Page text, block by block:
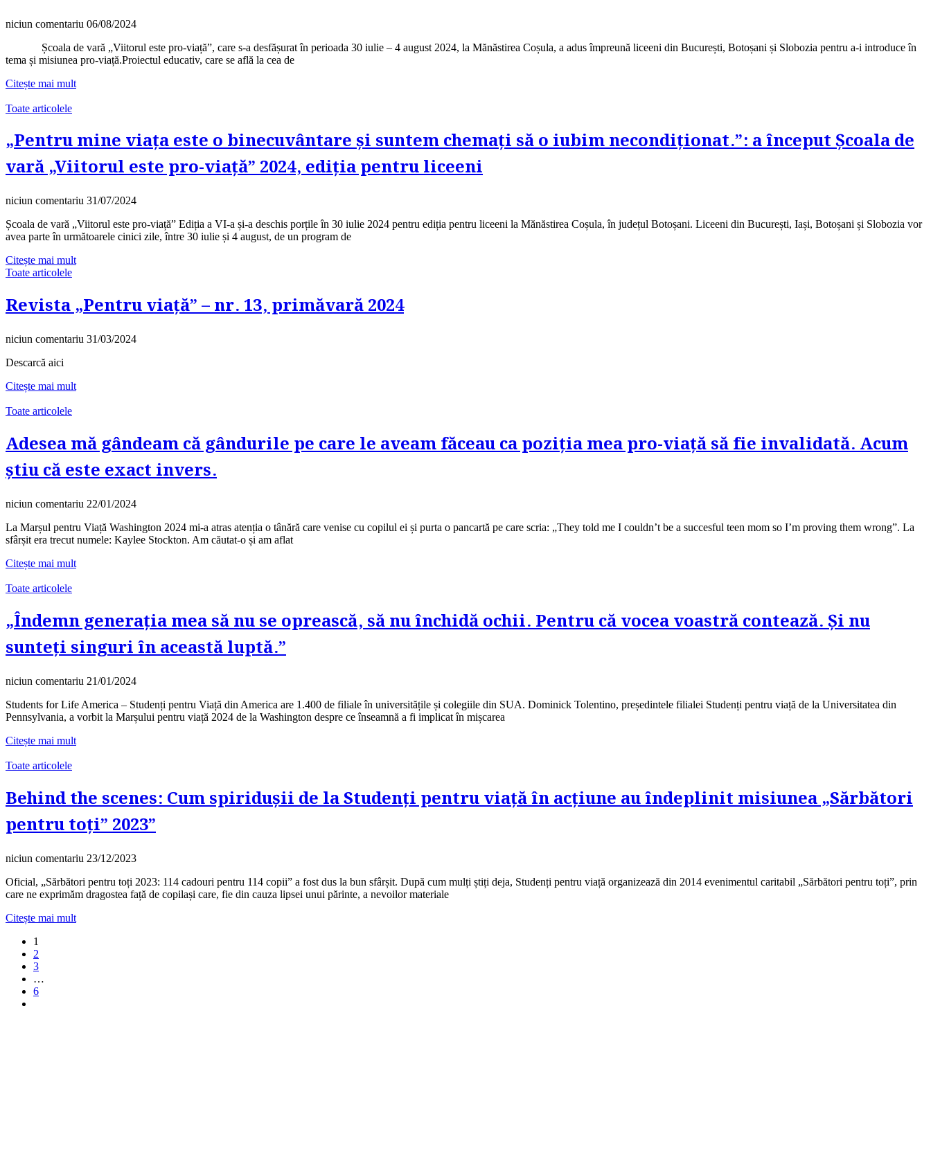
niciun comentariu 06/08/2024
Școala de vară „Viitorul este pro-viață”, care s-a desfășurat în perioada 30 iulie – 4 august 2024, la Mănăstirea Coșula, a adus împreună liceeni din București, Botoșani și Slobozia pentru a-i introduce în
tema și misiunea pro-viață.Proiectul educativ, care se află la cea de
Citește mai mult
Toate articolele
„Pentru mine viața este o binecuvântare și suntem chemați să o iubim necondiționat.”: a început Școala de
vară „Viitorul este pro-viață” 2024, ediția pentru liceeni
niciun comentariu 31/07/2024
Școala de vară „Viitorul este pro-viață” Ediția a VI-a și-a deschis porțile în 30 iulie 2024 pentru ediția pentru liceeni la Mănăstirea Coșula, în județul Botoșani. Liceeni din București, Iași, Botoșani și Slobozia vor
avea parte în următoarele cinici zile, între 30 iulie și 4 august, de un program de
Citește mai mult
Toate articolele
Revista „Pentru viață” – nr. 13, primăvară 2024
niciun comentariu 31/03/2024
Descarcă aici
Citește mai mult
Toate articolele
Adesea mă gândeam că gândurile pe care le aveam făceau ca poziția mea pro-viață să fie invalidată. Acum
știu că este exact invers.
niciun comentariu 22/01/2024
La Marșul pentru Viață Washington 2024 mi-a atras atenția o tânără care venise cu copilul ei și purta o pancartă pe care scria: „They told me I couldn’t be a succesful teen mom so I’m proving them wrong”. La
sfârșit era trecut numele: Kaylee Stockton. Am căutat-o și am aflat
Citește mai mult
Toate articolele
„Îndemn generația mea să nu se oprească, să nu închidă ochii. Pentru că vocea voastră contează. Și nu
sunteți singuri în această luptă.”
niciun comentariu 21/01/2024
Students for Life America – Studenți pentru Viață din America are 1.400 de filiale în universitățile și colegiile din SUA. Dominick Tolentino, președintele filialei Studenți pentru viață de la Universitatea din
Pennsylvania, a vorbit la Marșului pentru viață 2024 de la Washington despre ce înseamnă a fi implicat în mișcarea
Citește mai mult
Toate articolele
Behind the scenes: Cum spiridușii de la Studenți pentru viață în acțiune au îndeplinit misiunea „Sărbători
pentru toți” 2023”
niciun comentariu 23/12/2023
Oficial, „Sărbători pentru toți 2023: 114 cadouri pentru 114 copii” a fost dus la bun sfârșit. După cum mulți știți deja, Studenți pentru viață organizează din 2014 evenimentul caritabil „Sărbători pentru toți”, prin
care ne exprimăm dragostea față de copilași care, fie din cauza lipsei unui părinte, a nevoilor materiale
Citește mai mult
1
2
3
…
6